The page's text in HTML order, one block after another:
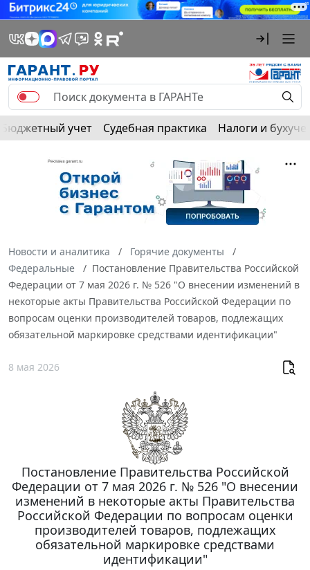
Бюджетный учет Судебная практика Налоги и
Новости и аналитика
Горячие документы
Федеральные
Постановление Правительства Российской
Федерации от 7 мая 2026 г. № 526 "О внесении изменений в
некоторые акты Правительства Российской Федерации по
вопросам оценки производителей товаров, подлежащих
обязательной маркировке средствами идентификации"
8 мая 2026
Постановление Правительства Российской
Федерации от 7 мая 2026 г. № 526 "О внесении
изменений в некоторые акты Правительства
Российской Федерации по вопросам оценки
производителей товаров, подлежащих
обязательной маркировке средствами
идентификации"